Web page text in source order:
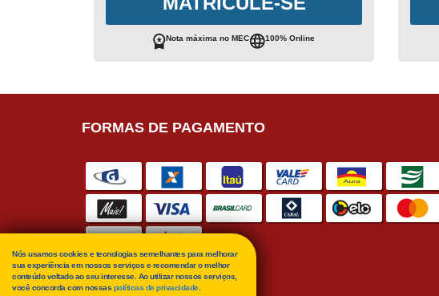
Nota máxima no MEC 100% Online
Nós usamos cookies e tecnologias semelhantes para melhorar
sua experiência em nossos serviços e recomendar o melhor
conteúdo voltado ao seu interesse. Ao utilizar nossos serviços,
você concorda com nossas políticas de privacidade.
FORMAS DE PAGAMENTO